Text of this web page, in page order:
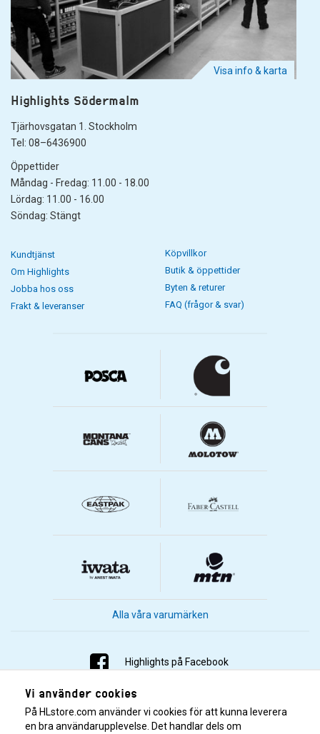
Visa info & karta
Highlights Södermalm
Tjärhovsgatan 1. Stockholm
Tel: 08–6436900
Öppettider
Måndag - Fredag: 11.00 - 18.00
Lördag: 11.00 - 16.00
Söndag: Stängt
Kundtjänst
Om Highlights
Jobba hos oss
Frakt & leveranser
Köpvillkor
Butik & öppettider
Byten & returer
FAQ (frågor & svar)
Alla våra varumärken
Highlights på Facebook
Highlights på Instagram
Highlights på Youtube
Vi använder cookies
På HLstore.com använder vi cookies för att kunna leverera
en bra användarupplevelse. Det handlar dels om